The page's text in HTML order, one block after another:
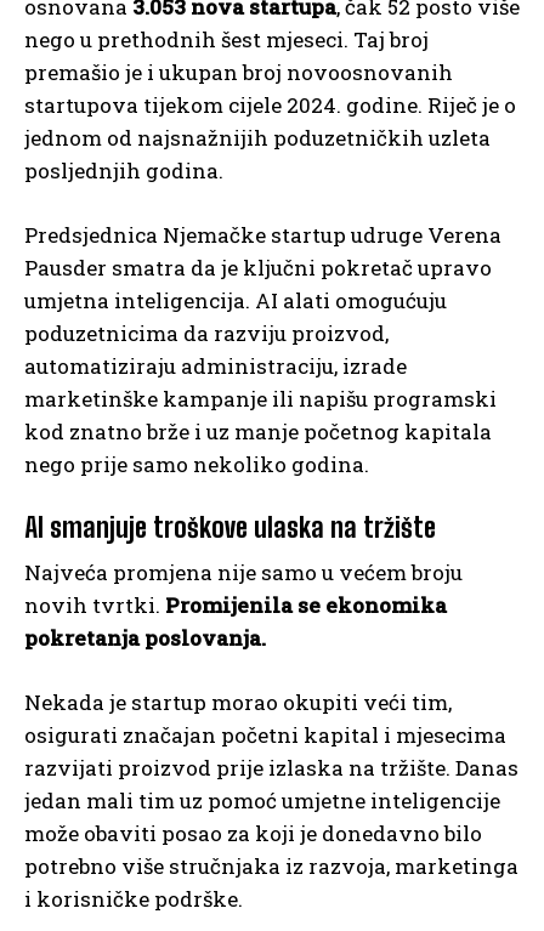
osnovana 3.053 nova startupa, čak 52 posto više
nego u prethodnih šest mjeseci. Taj broj
premašio je i ukupan broj novoosnovanih
startupova tijekom cijele 2024. godine. Riječ je o
jednom od najsnažnijih poduzetničkih uzleta
posljednjih godina.
Predsjednica Njemačke startup udruge Verena
Pausder smatra da je ključni pokretač upravo
umjetna inteligencija. AI alati omogućuju
poduzetnicima da razviju proizvod,
automatiziraju administraciju, izrade
marketinške kampanje ili napišu programski
kod znatno brže i uz manje početnog kapitala
nego prije samo nekoliko godina.
AI smanjuje troškove ulaska na tržište
Najveća promjena nije samo u većem broju
novih tvrtki. Promijenila se ekonomika
pokretanja poslovanja.
Nekada je startup morao okupiti veći tim,
osigurati značajan početni kapital i mjesecima
razvijati proizvod prije izlaska na tržište. Danas
jedan mali tim uz pomoć umjetne inteligencije
može obaviti posao za koji je donedavno bilo
potrebno više stručnjaka iz razvoja, marketinga
i korisničke podrške.